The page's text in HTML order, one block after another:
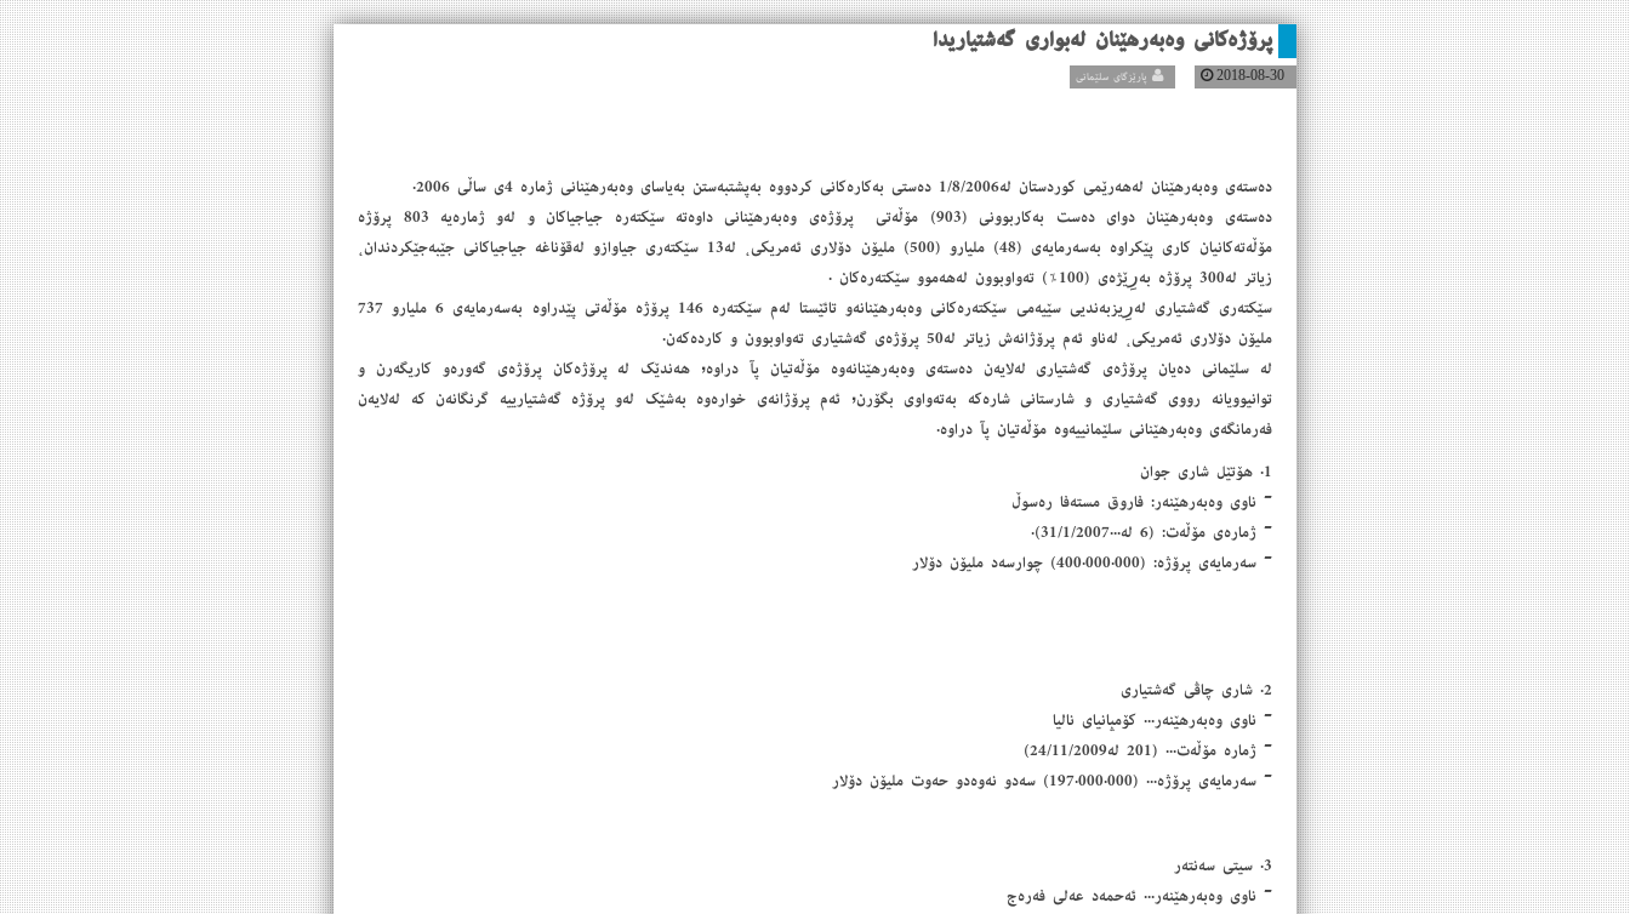
پرۆژەكانى وەبەرهێنان لەبوارى گەشتیاریدا
2018-08-30
دەستەی وەبەرهێنان لەهەرێمى كوردستان لە1/8/2006 دەستی بەكارەكانی كردووە بەپشتبەستن بەیاسای وەبەرهێنانی ژمارە 4ی ساڵی 2006.
دەستەی وەبەرهێنان دواى دەست بەكاربوونى (903) مۆڵەتی پرۆژەى وەبەرهێنانی داوەتە سێكتەرە جیاجیاكان و لەو ژمارەیە 803 پرۆژە
مۆڵەتەكانیان كاری پێكراوە بەسەرمایەی (48) ملیارو (500) ملیۆن دۆلاری ئەمریكی، لە13 سێكتەری جیاوازو لەقۆناغە جیاجیاكانی جێبەجێكردندان،
زیاتر لە300 پرۆژە بەرِێژەی (100%) تەواوبوون لەهەموو سێكتەرەكان .
سێكتەری گەشتیاری لەرِیزبەندیی سێیەمی سێكتەرەكانی وەبەرهێنانەو تائێستا لەم سێكتەرە 146 پرۆژە مۆڵەتی پێدراوە بەسەرمایەی 6 ملیارو 737
ملیۆن دۆلاری ئەمریكی، لەناو ئەم پرۆژانەش زیاتر لە50 پرۆژەی گەشتیاری تەواوبوون و كاردەكەن.
لە سلێمانى دەیان پرۆژەى گەشتیارى لەلایەن دەستەى وەبەرهێنانەوە مۆڵەتیان پآ دراوە, هەندێك لە پرۆژەكان پرۆژەى گەورەو كاریگەرن و
توانیوویانە رووى گەشتیارى و شارستانى شارەكە بەتەواوى بگۆرن, ئەم پرۆژانەى خوارەوە بەشێك لەو پرۆژە گەشتیارییە گرنگانەن كە لەلایەن
فەرمانگەى وەبەرهێنانى سلێمانییەوە مۆڵەتیان پآ دراوە.
1. هۆتێل شاری جوان
- ناوی وەبەرهێنەر: فاروق مستەفا رەسوڵ
- ژمارەی مۆڵەت: (6 لە...31/1/2007).
- سەرمایەی پرۆژە: (400.000.000) چوارسەد ملیۆن دۆلار
2. شاری چاڤی گەشتیاری
- ناوی وەبەرهێنەر... كۆمپانیای نالیا
- ژمارە مۆڵەت... (201 لە24/11/2009)
- سەرمایەی پرۆژە... (197.000.000) سەدو نەوەدو حەوت ملیۆن دۆلار
3. سیتی سەنتەر
- ناوی وەبەرهێنەر... ئەحمەد عەلی فەرەج